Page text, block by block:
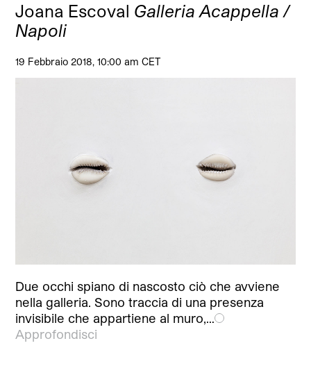
Joana Escoval Galleria Acappella /
Napoli
19 Febbraio 2018, 10:00 am CET
Due occhi spiano di nascosto ciò che avviene
nella galleria. Sono traccia di una presenza
invisibile che appartiene al muro,…
Approfondisci